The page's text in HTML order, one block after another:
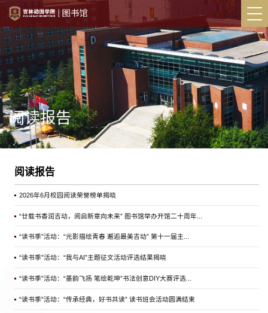
阅读报告
阅读报告
2026年6月校园阅读荣誉榜单揭晓
“廿载书香润吉动，阅启新章向未来” 图书馆举办开馆二十周年...
“读书季”活动：“光影描绘青春 邂逅最美吉动” 第十一届主...
“读书季”活动：“我与AI”主题征文活动评选结果揭晓
“读书季”活动：“墨韵飞扬 笔绘乾坤”书法创意DIY大赛评选...
“读书季”活动：“传承经典，好书共读” 读书班会活动圆满结束